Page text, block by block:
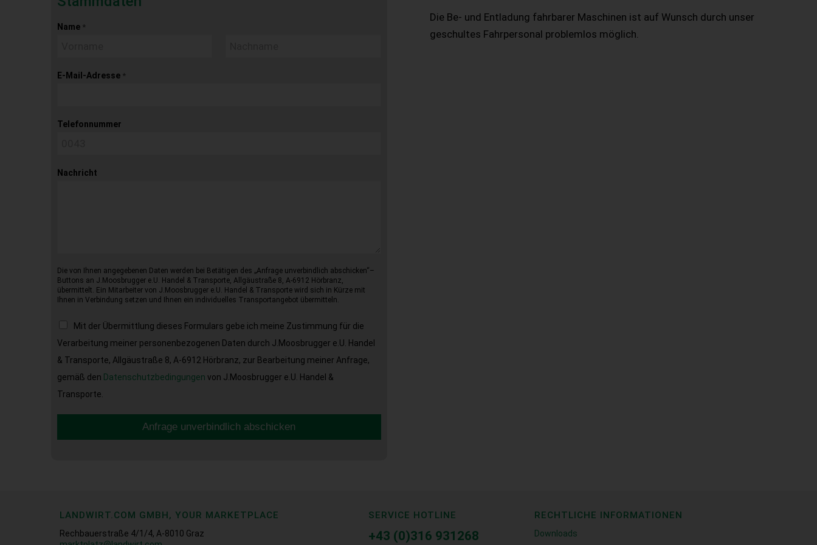
Name *
E-Mail-Adresse *
Telefonnummer
Nachricht
Die von Ihnen angegebenen Daten werden bei Betätigen des „Anfrage unverbindlich abschicken“–
Buttons an J.Moosbrugger e.U. Handel & Transporte, Allgäustraße 8, A-6912 Hörbranz,
übermittelt. Ein Mitarbeiter von J.Moosbrugger e.U. Handel & Transporte wird sich in Kürze mit
Ihnen in Verbindung setzen und Ihnen ein individuelles Transportangebot übermitteln.
Mit der Übermittlung dieses Formulars gebe ich meine Zustimmung für die
Verarbeitung meiner personenbezogenen Daten durch J.Moosbrugger e.U. Handel
& Transporte, Allgäustraße 8, A-6912 Hörbranz, zur Bearbeitung meiner Anfrage,
gemäß den Datenschutzbedingungen von J.Moosbrugger e.U. Handel &
Transporte.
Anfrage unverbindlich abschicken
Die Be- und Entladung fahrbarer Maschinen ist auf Wunsch durch unser
geschultes Fahrpersonal problemlos möglich.
LANDWIRT.COM GMBH, YOUR MARKETPLACE
Rechbauerstraße 4/1/4, A-8010 Graz
SERVICE HOTLINE
+43 (0)316 931268
RECHTLICHE INFORMATIONEN
Downloads